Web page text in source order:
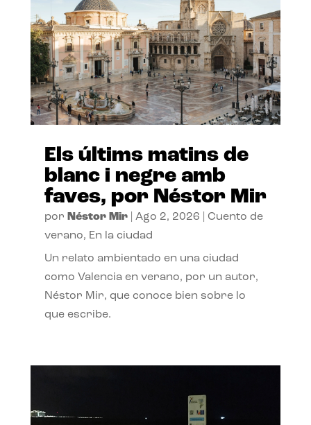
Els últims matins de
blanc i negre amb
faves, por Néstor Mir
por Néstor Mir| Ago 2, 2026
Cuento de
verano, En la ciudad
Un relato ambientado en una ciudad
como Valencia en verano, por un autor,
Néstor Mir, que conoce bien sobre lo
que escribe.